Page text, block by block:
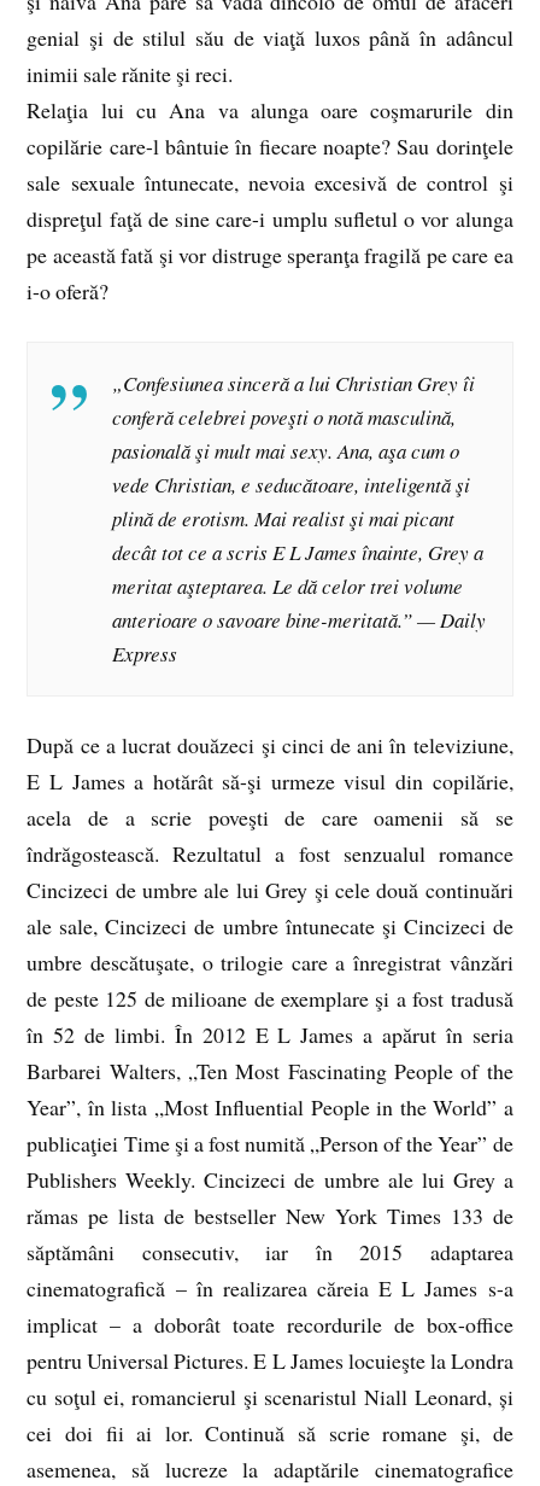
genial şi de stilul său de viaţă luxos până în adâncul
inimii sale rănite şi reci.
Relaţia lui cu Ana va alunga oare coşmarurile din
copilărie care-l bântuie în fiecare noapte? Sau dorinţele
sale sexuale întunecate, nevoia excesivă de control şi
dispreţul faţă de sine care-i umplu sufletul o vor alunga
pe această fată şi vor distruge speranţa fragilă pe care ea
i-o oferă?
„Confesiunea sinceră a lui Christian Grey îi
conferă celebrei poveşti o notă masculină,
pasională şi mult mai sexy. Ana, aşa cum o
vede Christian, e seducătoare, inteligentă şi
plină de erotism. Mai realist şi mai picant
decât tot ce a scris E L James înainte, Grey a
meritat aşteptarea. Le dă celor trei volume
anterioare o savoare bine-meritată.” — Daily
Express
După ce a lucrat douăzeci şi cinci de ani în televiziune,
E L James a hotărât să-şi urmeze visul din copilărie,
acela de a scrie poveşti de care oamenii să se
îndrăgostească. Rezultatul a fost senzualul romance
Cincizeci de umbre ale lui Grey şi cele două continuări
ale sale, Cincizeci de umbre întunecate şi Cincizeci de
umbre descătuşate, o trilogie care a înregistrat vânzări
de peste 125 de milioane de exemplare şi a fost tradusă
în 52 de limbi. În 2012 E L James a apărut în seria
Barbarei Walters, „Ten Most Fascinating People of the
Year”, în lista „Most Influential People in the World” a
publicaţiei Time şi a fost numită „Person of the Year” de
Publishers Weekly. Cincizeci de umbre ale lui Grey a
rămas pe lista de bestseller New York Times 133 de
săptămâni consecutiv, iar în 2015 adaptarea
cinematografică – în realizarea căreia E L James s-a
implicat – a doborât toate recordurile de box-office
pentru Universal Pictures. E L James locuieşte la Londra
cu soţul ei, romancierul şi scenaristul Niall Leonard, și
cei doi fii ai lor. Continuă să scrie romane şi, de
asemenea, să lucreze la adaptările cinematografice